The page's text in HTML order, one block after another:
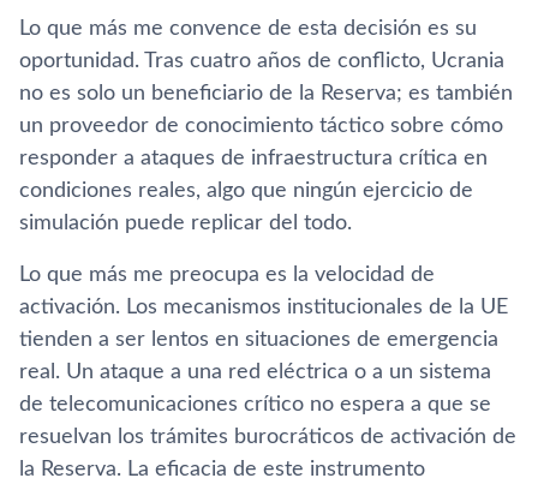
Lo que más me convence de esta decisión es su
oportunidad. Tras cuatro años de conflicto, Ucrania
no es solo un beneficiario de la Reserva; es también
un proveedor de conocimiento táctico sobre cómo
responder a ataques de infraestructura crítica en
condiciones reales, algo que ningún ejercicio de
simulación puede replicar del todo.
Lo que más me preocupa es la velocidad de
activación. Los mecanismos institucionales de la UE
tienden a ser lentos en situaciones de emergencia
real. Un ataque a una red eléctrica o a un sistema
de telecomunicaciones crítico no espera a que se
resuelvan los trámites burocráticos de activación de
la Reserva. La eficacia de este instrumento